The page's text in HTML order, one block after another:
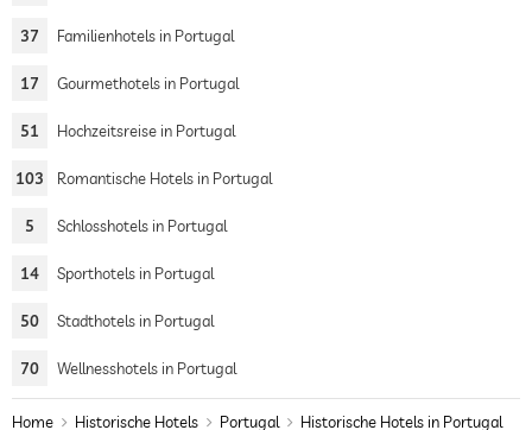
37 Familienhotels in Portugal
17 Gourmethotels in Portugal
51 Hochzeitsreise in Portugal
103 Romantische Hotels in Portugal
5 Schlosshotels in Portugal
14 Sporthotels in Portugal
50 Stadthotels in Portugal
70 Wellnesshotels in Portugal
Home Historische Hotels Portugal Historische Hotels in Portugal